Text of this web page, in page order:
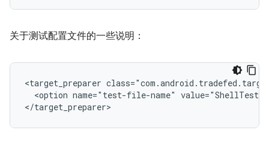
关于测试配置文件的一些说明：
<target_preparer
<option name="test-file-name"